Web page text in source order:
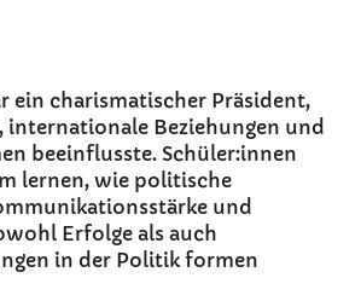
ein charismatischer Präsident,
internationale Beziehungen und
beeinflusste. Schüler:innen
lernen, wie politische
und
Erfolge als auch
in der Politik formen